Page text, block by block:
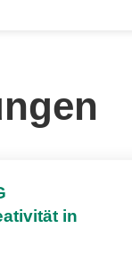
in